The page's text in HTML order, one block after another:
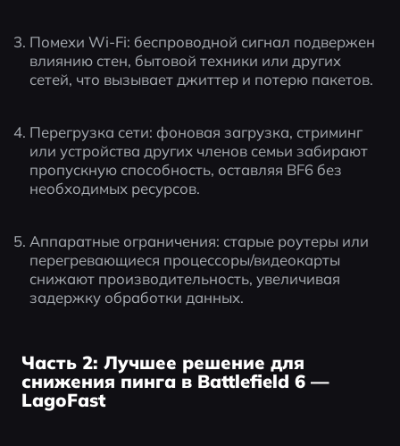
Помехи Wi-Fi: беспроводной сигнал подвержен
влиянию стен, бытовой техники или других
сетей, что вызывает джиттер и потерю пакетов.
Перегрузка сети: фоновая загрузка, стриминг
или устройства других членов семьи забирают
пропускную способность, оставляя BF6 без
необходимых ресурсов.
Аппаратные ограничения: старые роутеры или
перегревающиеся процессоры/видеокарты
снижают производительность, увеличивая
задержку обработки данных.
Часть 2: Лучшее решение для
снижения пинга в Battlefield 6 —
LagoFast